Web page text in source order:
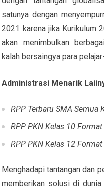
satunya dengan
2021 karena jika Kurikulum
akan menimbulkan
kalah bersaingya para
Administrasi Menarik
RPP Terbaru SMA Semua
RPP PKN Kelas 10
RPP PKN Kelas 12
Menghadapi tantangan dan
memberikan solusi di